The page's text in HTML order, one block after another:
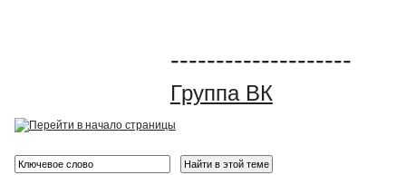
--------------------
Группа ВК